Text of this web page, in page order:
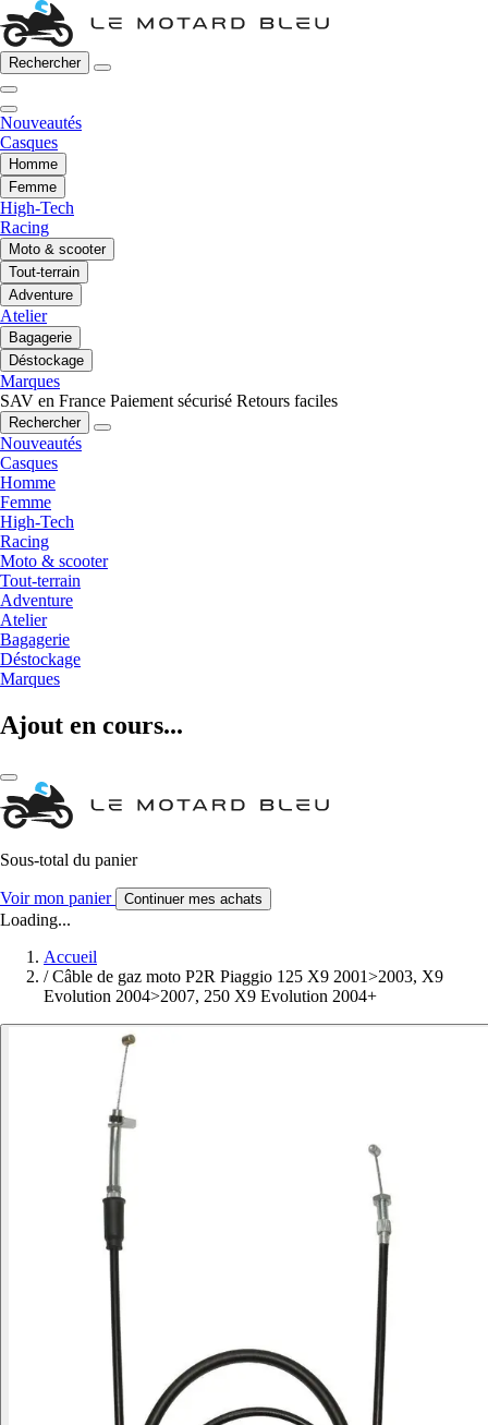
Rechercher
Nouveautés
Casques
Homme
Femme
High-Tech
Racing
Moto & scooter
Tout-terrain
Adventure
Atelier
Bagagerie
Déstockage
Marques
SAV en France Paiement sécurisé Retours faciles
Rechercher
Nouveautés
Casques
Homme
Femme
High-Tech
Racing
Moto & scooter
Tout-terrain
Adventure
Atelier
Bagagerie
Déstockage
Marques
Ajout en cours...
Sous-total du panier
Voir mon panier Continuer mes achats
Loading...
Accueil
/ Câble de gaz moto P2R Piaggio 125 X9 2001>2003, X9
Evolution 2004>2007, 250 X9 Evolution 2004+